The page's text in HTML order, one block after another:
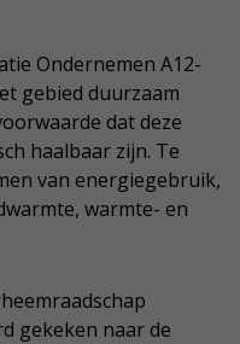
Ondernemen A12-
gebied duurzaam
dat deze
haalbaar zijn. Te
van energiegebruik,
warmte- en
gekeken naar de